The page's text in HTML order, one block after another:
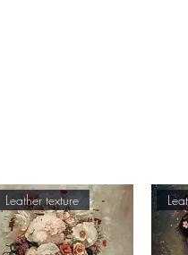
Leather texture